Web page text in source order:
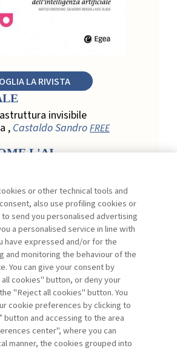
LA RIVISTA
invisibile
, Castaldo SandroFREE
L'AI
LA LOYALTY
e
l’AI trasforma la
,Acconciamessa
studio qualitativo nel
fiducia nella
digitale ,Penco Lara,
enabler nella loyalty
per progettare la
il cliente ,Ciacci Andrea,
or other technical tools and
also use profiling cookies or
send you personalised advertising
a personalised service in line with
have expressed and/or for the
and monitoring the behaviour of the
You can give your consent by
cookies" button, or deny your
"Reject all cookies" button. You
cookie preferences by clicking to
button and accessing to the area
center", where you can
manner, the cookies grouped into